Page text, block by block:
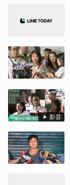
影音